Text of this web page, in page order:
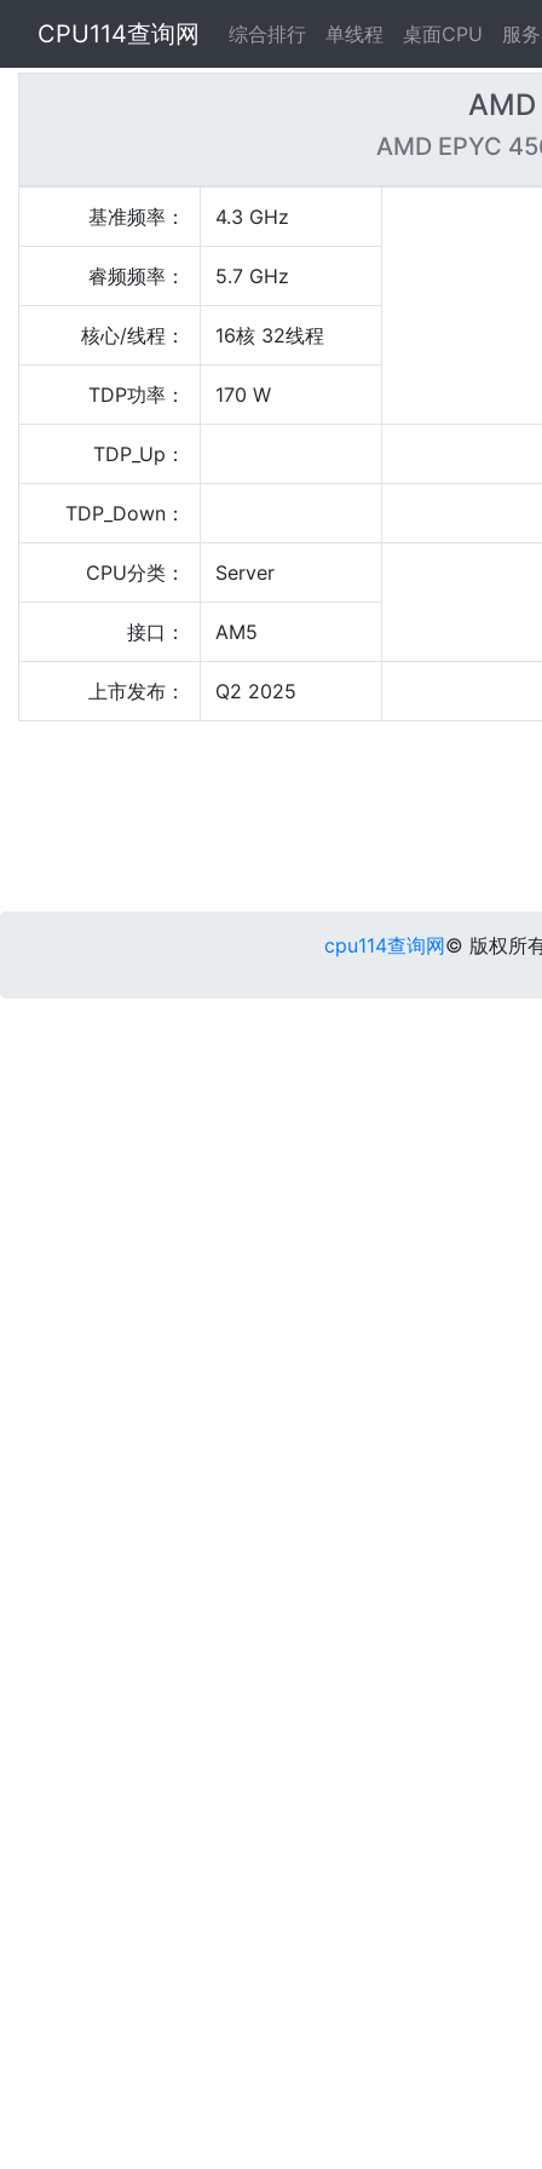
CPU114查询网 综合排行 单线程 桌面CPU 服
AMD
AMD EPYC
基准频率： 4.3 GHz
睿频频率： 5.7 GHz
核心/线程： 16核 32线程
TDP功率： 170 W
TDP_Up：
TDP_Down：
CPU分类： Server
接口： AM5
上市发布： Q2 2025
cpu114查询网© 版权所